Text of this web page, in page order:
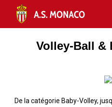
Volley-Ball &
De la catégorie Baby-Volley,